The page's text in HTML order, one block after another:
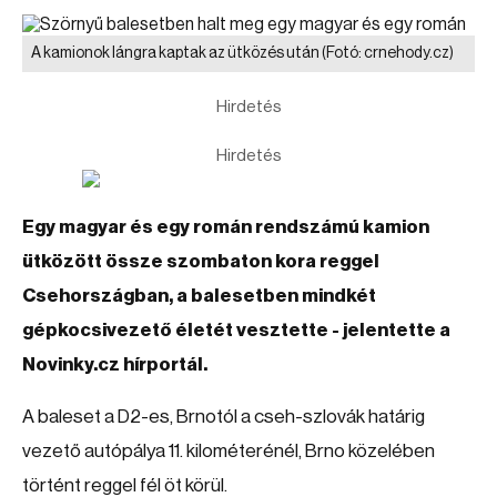
A kamionok lángra kaptak az ütközés után (Fotó: crnehody.cz)
Hirdetés
Hirdetés
Egy magyar és egy román rendszámú kamion
ütközött össze szombaton kora reggel
Csehországban, a balesetben mindkét
gépkocsivezető életét vesztette - jelentette a
Novinky.cz hírportál.
A baleset a D2-es, Brnotól a cseh-szlovák határig
vezető autópálya 11. kilométerénél, Brno közelében
történt reggel fél öt körül.